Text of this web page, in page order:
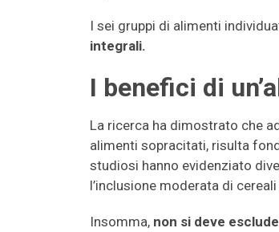
I sei gruppi di alimenti
integrali.
I benefici di
La ricerca ha dimostrato che
alimenti sopracitati, risulta
studiosi hanno evidenziato
l’inclusione moderata di
Insomma, non si deve